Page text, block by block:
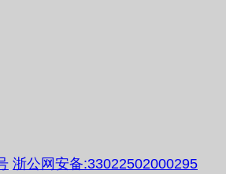
浙公网安备:33022502000295